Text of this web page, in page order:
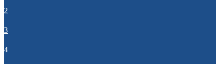
2
3
4